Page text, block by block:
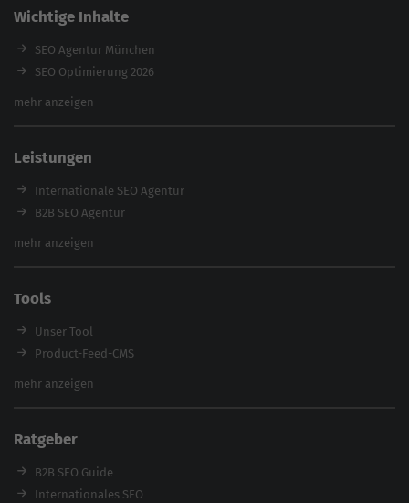
Wichtige Inhalte
SEO Agentur München
SEO Optimierung 2026
Backlink-Audit 2026
Referenzen
E-Books
Magazin
mehr anzeigen
Leistungen
Internationale SEO Agentur
B2B SEO Agentur
Inhouse SEO Agentur
Enterprise SEO Agentur
Workshops
mehr anzeigen
Tools
Unser Tool
Product-Feed-CMS
Website Analyse
Backlink-Check
Ladezeiten-Check
Brand Protection Tool
mehr anzeigen
Ratgeber
B2B SEO Guide
Internationales SEO